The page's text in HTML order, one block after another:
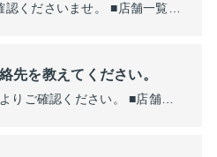
先を教えてください。